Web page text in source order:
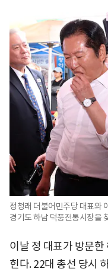
정청래 더불어민주당 대표와
경기도 하남 덕풍전통시장을
이날 정 대표가 방문
힌다. 22대 총선 당시